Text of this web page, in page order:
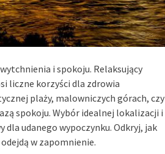
i spokoju. Relaksujący
liczne korzyści dla zdrowia
plaży, malowniczych górach, czy
spokoju. Wybór idealnej lokalizacji i
udanego wypoczynku. Odkryj, jak
w zapomnienie.